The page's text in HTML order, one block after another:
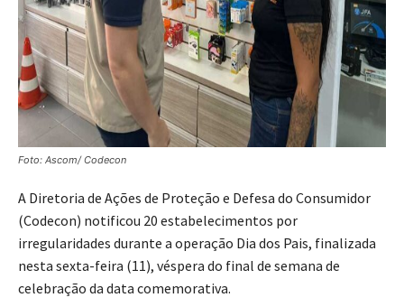
Foto: Ascom/ Codecon
A Diretoria de Ações de Proteção e Defesa do Consumidor
(Codecon) notificou 20 estabelecimentos por
irregularidades durante a operação Dia dos Pais, finalizada
nesta sexta-feira (11), véspera do final de semana de
celebração da data comemorativa.